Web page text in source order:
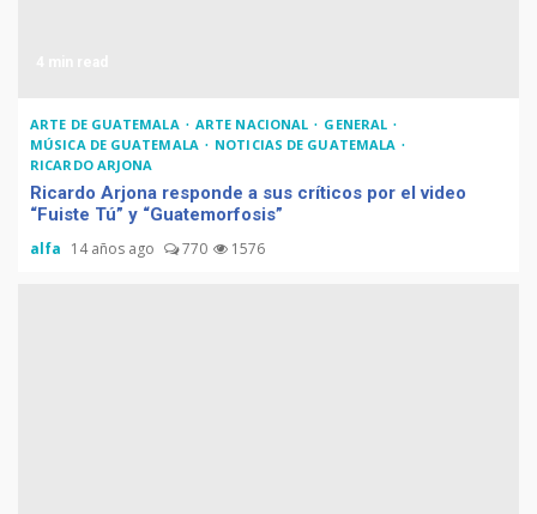
ARTE DE GUATEMALA ARTE NACIONAL
GENERAL
MÚSICA DE GUATEMALA
NOTICIAS DE GUATEMALA
RICARDO ARJONA
Ricardo Arjona responde a sus críticos por el video
“Fuiste Tú” y “Guatemorfosis”
alfa 14 años ago 770 1576